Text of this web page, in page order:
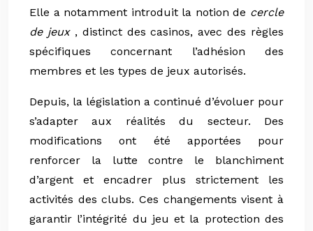
Elle a notamment introduit la notion de cercle
de jeux , distinct des casinos, avec des règles
spécifiques concernant l’adhésion des
membres et les types de jeux autorisés.
Depuis, la législation a continué d’évoluer pour
s’adapter aux réalités du secteur. Des
modifications ont été apportées pour
renforcer la lutte contre le blanchiment
d’argent et encadrer plus strictement les
activités des clubs. Ces changements visent à
garantir l’intégrité du jeu et la protection des